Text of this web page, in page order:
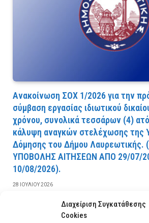
Διαχείριση Συγκατάθεσης
Cookies
Ανακοίνωση ΣΟΧ 1/2026 για την
σύμβαση εργασίας ιδιωτικού
χρόνου, συνολικά τεσσάρων (4)
κάλυψη αναγκών στελέχωσης της
Δόμησης του Δήμου Λαυρεωτικής.
YΠOBOΛHΣ AITHΣEΩN AΠO 29/07/
10/08/2026).
28 ΙΟΥΛΊΟΥ 2026
ΔΙΑΒΆΣΤΕ ΠΕΡΙΣΣΌΤΕΡΑ